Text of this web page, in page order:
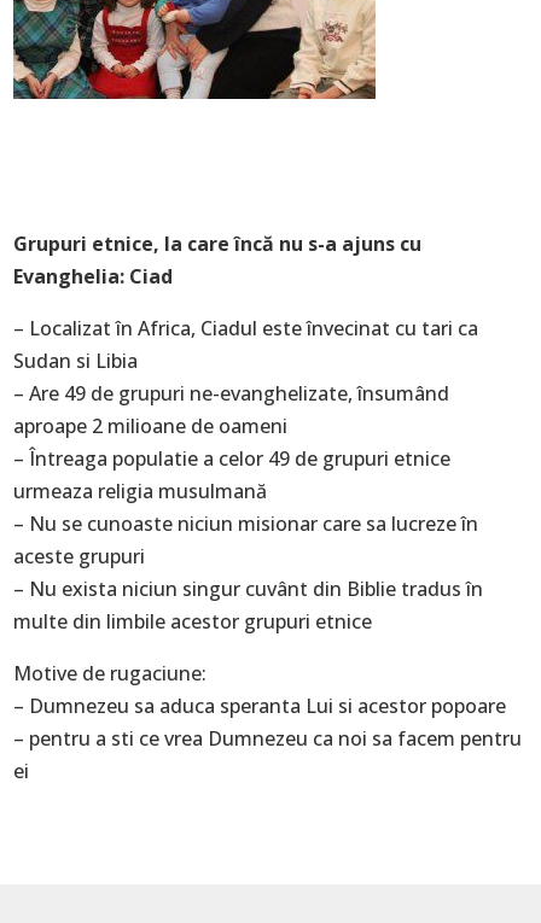
Grupuri etnice, la care încă nu s-a ajuns cu
Evanghelia: Ciad
– Localizat în Africa, Ciadul este învecinat cu tari ca
Sudan si Libia
– Are 49 de grupuri ne-evanghelizate, însumând
aproape 2 milioane de oameni
– Întreaga populatie a celor 49 de grupuri etnice
urmeaza religia musulmană
– Nu se cunoaste niciun misionar care sa lucreze în
aceste grupuri
– Nu exista niciun singur cuvânt din Biblie tradus în
multe din limbile acestor grupuri etnice
Motive de rugaciune:
– Dumnezeu sa aduca speranta Lui si acestor popoare
– pentru a sti ce vrea Dumnezeu ca noi sa facem pentru
ei